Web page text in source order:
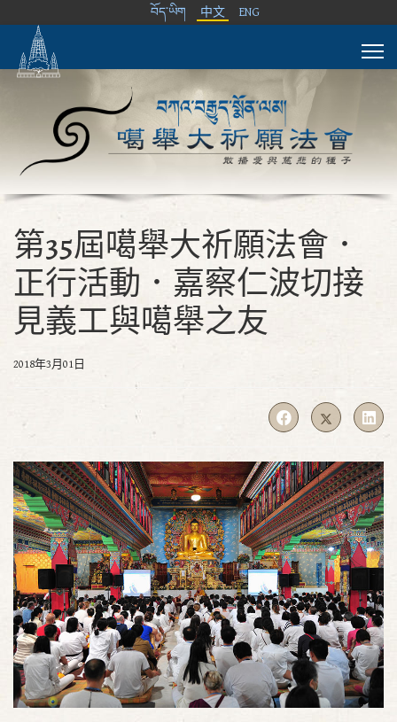
བོད་ཡིག 中文 ENG
第35屆噶舉大祈願法會．
正行活動．嘉察仁波切接
見義工與噶舉之友
2018年3月01日